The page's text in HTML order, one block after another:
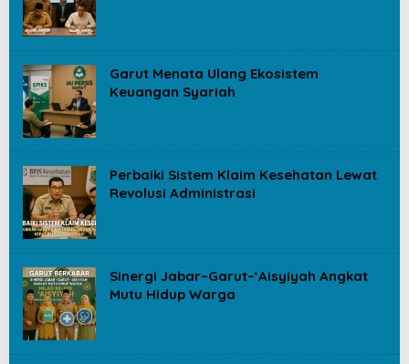
Garut Menata Ulang Ekosistem
Keuangan Syariah
Perbaiki Sistem Klaim Kesehatan Lewat
Revolusi Administrasi
Sinergi Jabar–Garut–‘Aisyiyah Angkat
Mutu Hidup Warga